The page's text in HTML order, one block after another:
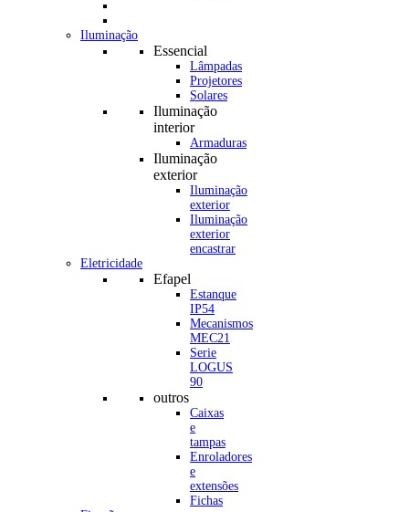
Iluminação
Essencial
Lâmpadas
Projetores
Solares
Iluminação
interior
Armaduras
Iluminação
exterior
Iluminação
exterior
Iluminação
exterior
encastrar
Eletricidade
Efapel
Estanque
IP54
Mecanismos
MEC21
Serie
LOGUS
90
outros
Caixas
e
tampas
Enroladores
e
extensões
Fichas